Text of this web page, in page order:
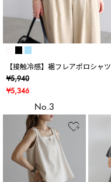
【接触冷感】裾フレアポロシャツ
¥5,940
¥5,346
No.3